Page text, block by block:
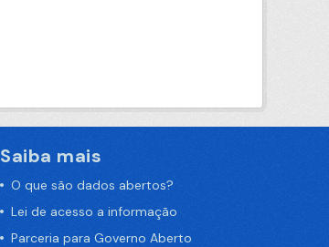
Saiba mais
O que são dados abertos?
Lei de acesso a informação
Parceria para Governo Aberto